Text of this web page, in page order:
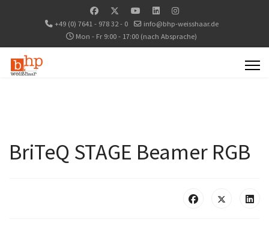
+49 (0) 7641 - 978 32 - 0
info@bhp-weisshaar.de
Mon - Fr 9:00 - 17:00 (nach Absprache)
BriTeQ STAGE Beamer RGB